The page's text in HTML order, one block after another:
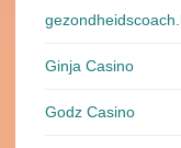
Ginja Casino
Godz Casino